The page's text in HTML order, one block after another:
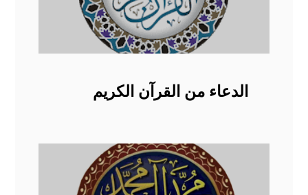
الدعاء من القرآن الكريم